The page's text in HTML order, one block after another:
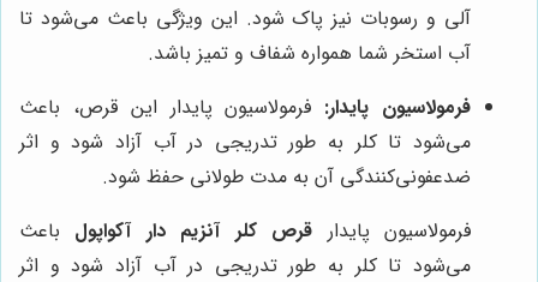
آلی و رسوبات نیز پاک شود. این ویژگی باعث می‌شود تا
آب استخر شما همواره شفاف و تمیز باشد.
فرمولاسیون پایدار: فرمولاسیون پایدار این قرص، باعث
می‌شود تا کلر به طور تدریجی در آب آزاد شود و اثر
ضدعفونی‌کنندگی آن به مدت طولانی حفظ شود.
فرمولاسیون پایدار قرص کلر آنزیم دار آکواپول باعث
می‌شود تا کلر به طور تدریجی در آب آزاد شود و اثر